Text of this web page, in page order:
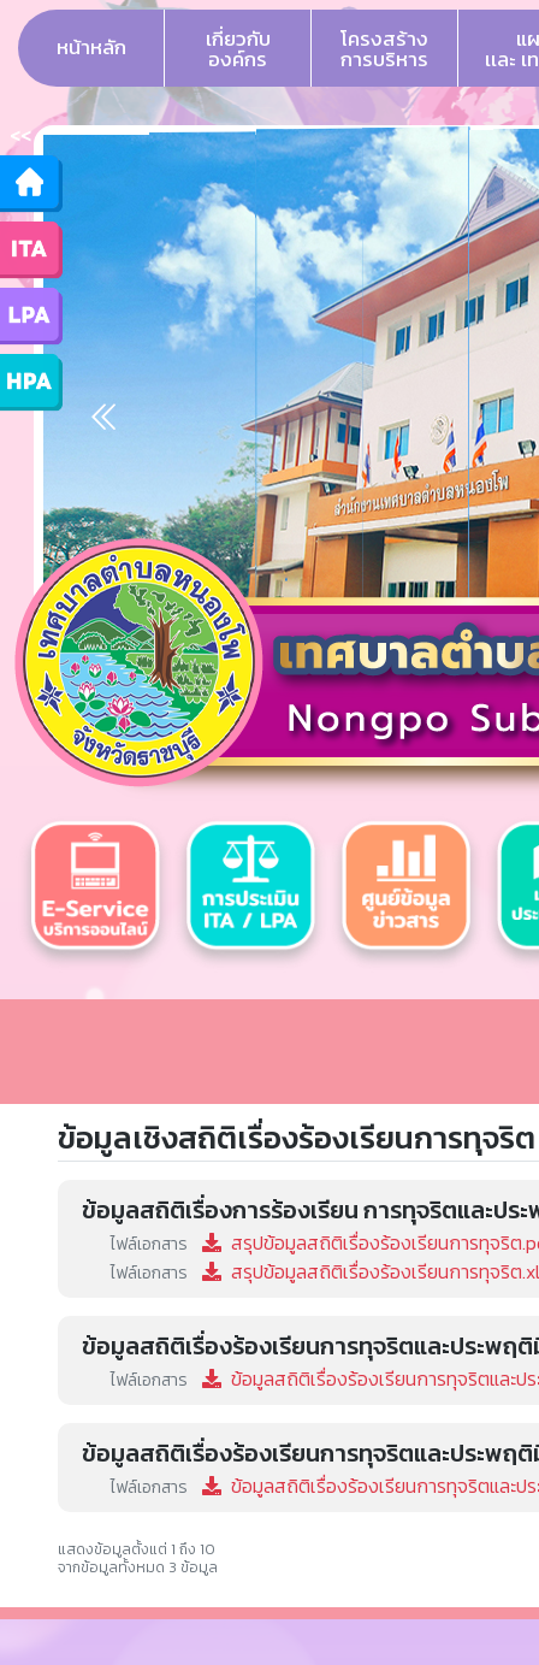
<<
หน้าหลัก เกี่ยวกับ
องค์กร
โครงสร้าง
การบริหาร
แ
เเละ
ข้อมูลเชิงสถิติเรื่องร้องเรียนการทุจริต
ข้อมูลสถิติเรื่องการร้องเรียน การทุจริตและป
ไฟล์เอกสาร สรุปข้อมูลสถิติเรื่องร้องเรียนการทุจริต
ไฟล์เอกสาร สรุปข้อมูลสถิติเรื่องร้องเรียนการทุจริต
ข้อมูลสถิติเรื่องร้องเรียนการทุจริตและประพฤ
ไฟล์เอกสาร ข้อมูลสถิติเรื่องร้องเรียนการทุจริตและ
ข้อมูลสถิติเรื่องร้องเรียนการทุจริตและประพ
ไฟล์เอกสาร ข้อมูลสถิติเรื่องร้องเรียนการทุจริตและ
แสดงข้อมูลตั้งแต่ 1 ถึง 10
จากข้อมูลทั้งหมด 3 ข้อมูล